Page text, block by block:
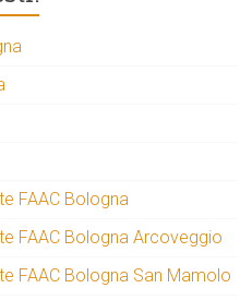
FAAC Bologna
FAAC Bologna Arcoveggio
FAAC Bologna San Mamolo